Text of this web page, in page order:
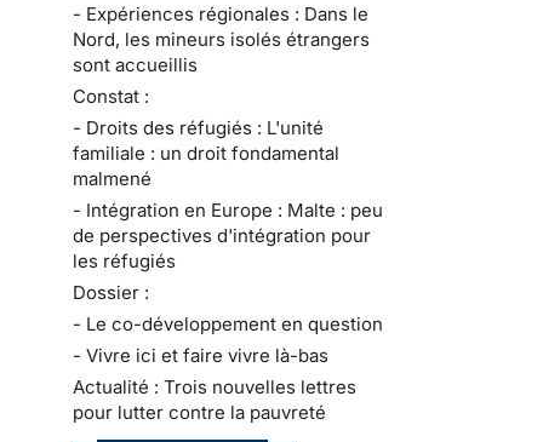
- Expériences régionales : Dans le
Nord, les mineurs isolés étrangers
sont accueillis
Constat :
- Droits des réfugiés : L'unité
familiale : un droit fondamental
malmené
- Intégration en Europe : Malte : peu
de perspectives d'intégration pour
les réfugiés
Dossier :
- Le co-développement en question
- Vivre ici et faire vivre là-bas
Actualité : Trois nouvelles lettres
pour lutter contre la pauvreté